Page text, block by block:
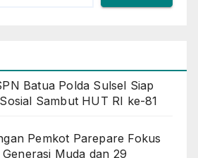
Batua Polda Sulsel Siap
Sambut HUT RI ke-81
Pemkot Parepare Fokus
Muda dan 29